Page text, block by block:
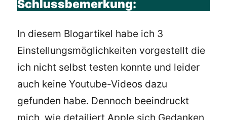
Schlussbemerkung:
In diesem Blogartikel habe ich 3
Einstellungsmöglichkeiten vorgestellt die
ich nicht selbst testen konnte und leider
auch keine Youtube-Videos dazu
gefunden habe. Dennoch beeindruckt